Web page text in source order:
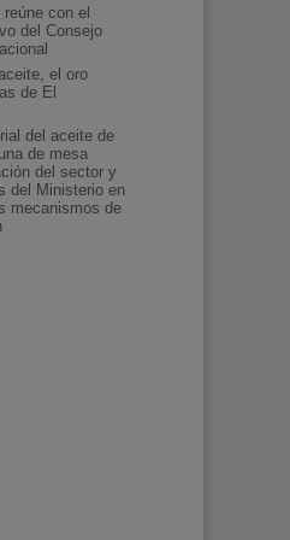
con el
del Consejo
el oro
de El
del aceite de
de mesa
del sector y
del Ministerio en
mecanismos de